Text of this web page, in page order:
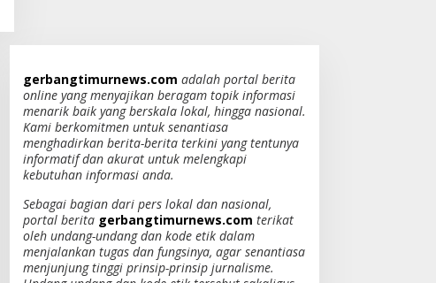
gerbangtimurnews.com adalah portal berita
online yang menyajikan beragam topik informasi
menarik baik yang berskala lokal, hingga nasional.
Kami berkomitmen untuk senantiasa
menghadirkan berita-berita terkini yang tentunya
informatif dan akurat untuk melengkapi
kebutuhan informasi anda.
Sebagai bagian dari pers lokal dan nasional,
portal berita gerbangtimurnews.com terikat
oleh undang-undang dan kode etik dalam
menjalankan tugas dan fungsinya, agar senantiasa
menjunjung tinggi prinsip-prinsip jurnalisme.